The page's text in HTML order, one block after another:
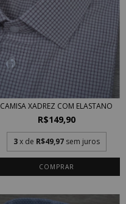
CAMISA XADREZ COM ELASTANO
R$149,90
3 x de R$49,97 sem juros
COMPRAR